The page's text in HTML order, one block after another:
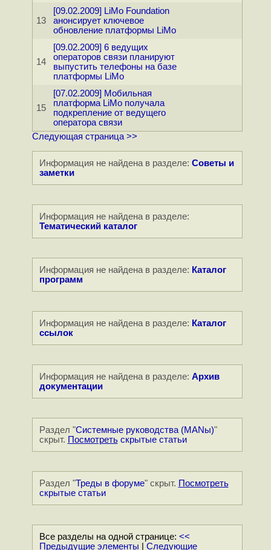
13
[09.02.2009] LiMo Foundation
анонсирует ключевое
обновление платформы LiMo
14
[09.02.2009] 6 ведущих
операторов связи планируют
выпустить телефоны на базе
платформы LiMo
15
[07.02.2009] Мобильная
платформа LiMo получала
подкрепление от ведущего
оператора связи
Следующая страница >>
Информация не найдена в разделе: Советы и
заметки
Информация не найдена в разделе:
Тематический каталог
Информация не найдена в разделе: Каталог
программ
Информация не найдена в разделе: Каталог
ссылок
Информация не найдена в разделе: Архив
документации
Раздел "Системные руководства (MANы)"
скрыт. Посмотретьскрытые статьи
Раздел "Треды в форуме" скрыт. Посмотреть
скрытые статьи
Все разделы на одной странице: <<
Предыдущие элементы
Следующие